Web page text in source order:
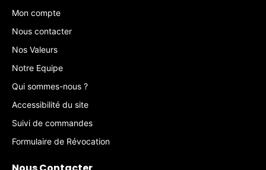
Mon compte
Nous contacter
Nos Valeurs
Notre Equipe
Qui sommes-nous ?
Accessibilité du site
Suivi de commandes
Formulaire de Révocation